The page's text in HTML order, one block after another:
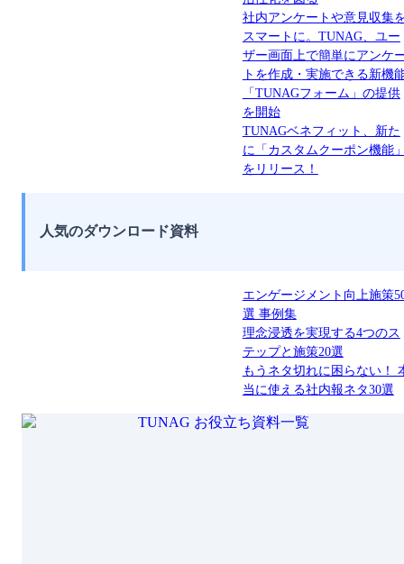
社内アンケートや意見収集
スマートに。TUNAG、ユー
ザー画面上で簡単にアンケ
トを作成・実施できる新機
「TUNAGフォーム」の提供
を開始
TUNAGベネフィット、新た
に「カスタムクーポン機能
をリリース！
人気のダウンロード資料
エンゲージメント向上施策
選 事例集
理念浸透を実現する4つのス
テップと施策20選
もうネタ切れに困らない！
当に使える社内報ネタ30選